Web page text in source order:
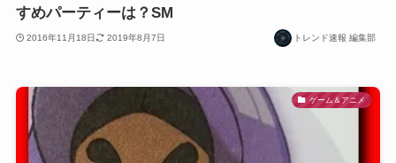
すめパーティーは？SM
2016年11月18日 2019年8月7日 トレンド速報 編集部
ゲーム＆アニメ